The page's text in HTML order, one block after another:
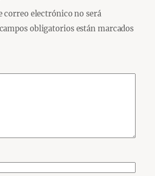
correo electrónico no será
obligatorios están marcados